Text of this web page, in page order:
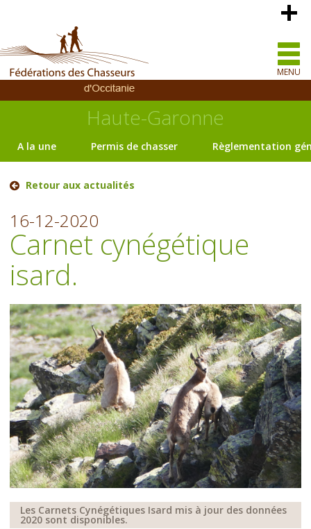
MENU
Haute-Garonne
A la une Permis de chasser Règlementation
Retour aux actualités
16-12-2020
Carnet cynégétique
isard.
Les Carnets Cynégétiques Isard mis à jour des données
2020 sont disponibles.